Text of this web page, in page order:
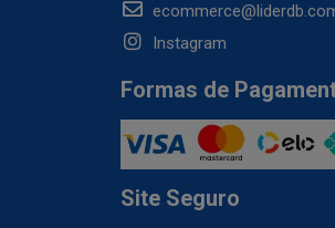
Instagram
Formas de
Site Seguro